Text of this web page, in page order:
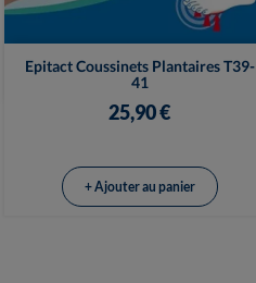
Epitact Coussinets Plantaires T39-
41
25,90 €
Vue rapide
+ Ajouter au panier